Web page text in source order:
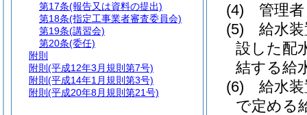
(4)
管理
(5)
給水
設した配
結する給
(6)
給水
で定める
第17条(報告又は資料の提出)
第18条(指定工事業者審査委員会)
第19条(講習会)
第20条(委任)
附則
附則 (平成12年3月規則第7号)
附則 (平成14年1月規則第3号)
附則 (平成20年8月規則第21号)